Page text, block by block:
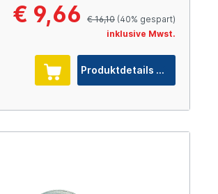
€ 9,66 € 16,10 (40% gespart)
inklusive Mwst.
Produktdetails